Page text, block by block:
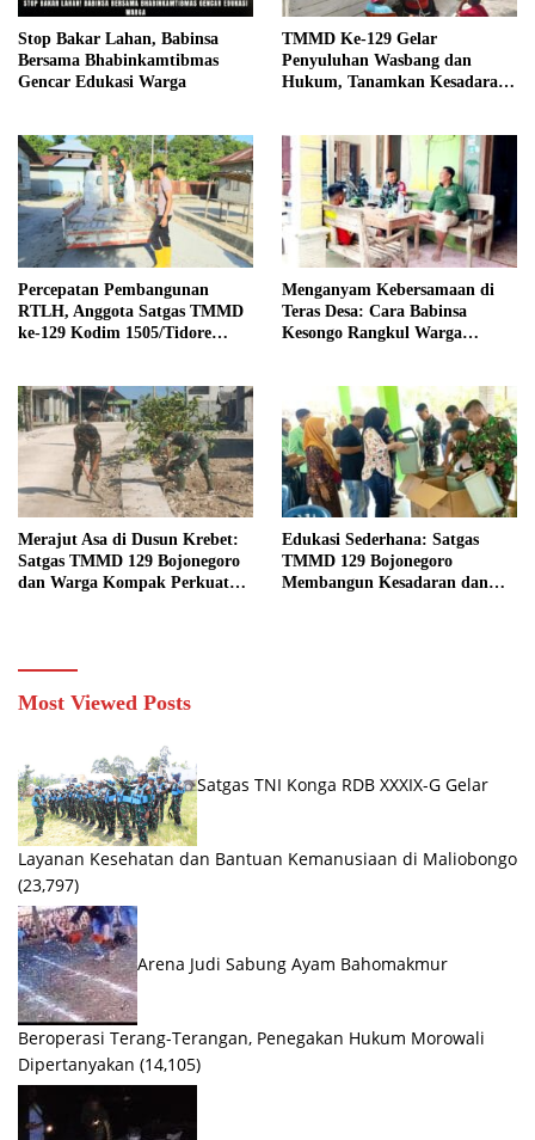
Stop Bakar Lahan, Babinsa
Bersama Bhabinkamtibmas
Gencar Edukasi Warga
TMMD Ke-129 Gelar
Penyuluhan Wasbang dan
Hukum, Tanamkan Kesadaran
Percepatan Pembangunan
RTLH, Anggota Satgas TMMD
ke-129 Kodim 1505/Tidore
Menganyam Kebersamaan di
Teras Desa: Cara Babinsa
Kesongo Rangkul Warga
Merajut Asa di Dusun Krebet:
Satgas TMMD 129 Bojonegoro
dan Warga Kompak Perkuat
Edukasi Sederhana: Satgas
TMMD 129 Bojonegoro
Membangun Kesadaran dan
Most Viewed Posts
Satgas TNI Konga RDB XXXIX-G Gelar
Layanan Kesehatan dan Bantuan Kemanusiaan di Maliobongo
(23,797)
Arena Judi Sabung Ayam Bahomakmur
Beroperasi Terang-Terangan, Penegakan Hukum Morowali
Dipertanyakan (14,105)